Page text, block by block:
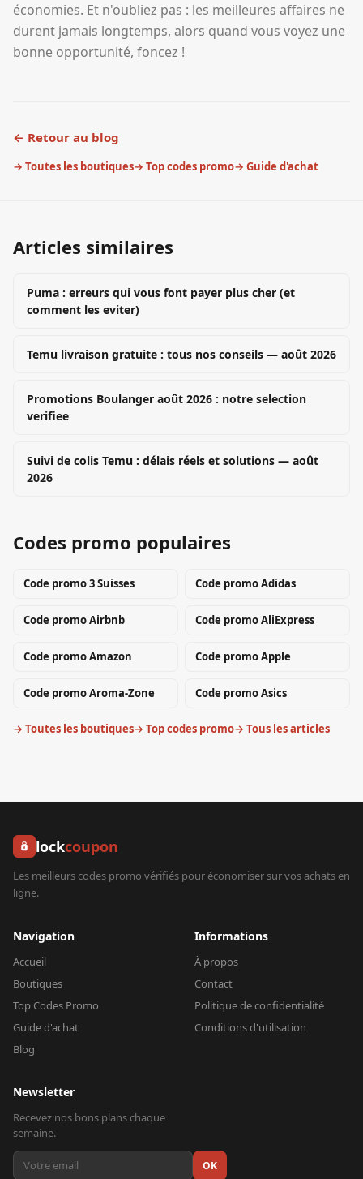
économies. Et n'oubliez pas : les meilleures affaires ne
durent jamais longtemps, alors quand vous voyez une
bonne opportunité, foncez !
← Retour au blog
→ Toutes les boutiques→ Top codes promo→ Guide d'achat
Articles similaires
Puma : erreurs qui vous font payer plus cher (et
comment les eviter)
Temu livraison gratuite : tous nos conseils — août 2026
Promotions Boulanger août 2026 : notre selection
verifiee
Suivi de colis Temu : délais réels et solutions — août
2026
Codes promo populaires
Code promo3 Suisses Code promoAdidas
Code promoAirbnb Code promoAliExpress
Code promoAmazon Code promoApple
Code promoAroma-Zone Code promoAsics
→ Toutes les boutiques→ Top codes promo→ Tous les articles
lockcoupon
Les meilleurs codes promo vérifiés pour économiser sur vos achats en
ligne.
Navigation
Accueil
Boutiques
Top Codes Promo
Guide d'achat
Blog
Informations
À propos
Contact
Politique de confidentialité
Conditions d'utilisation
Newsletter
Recevez nos bons plans chaque
semaine.
OK